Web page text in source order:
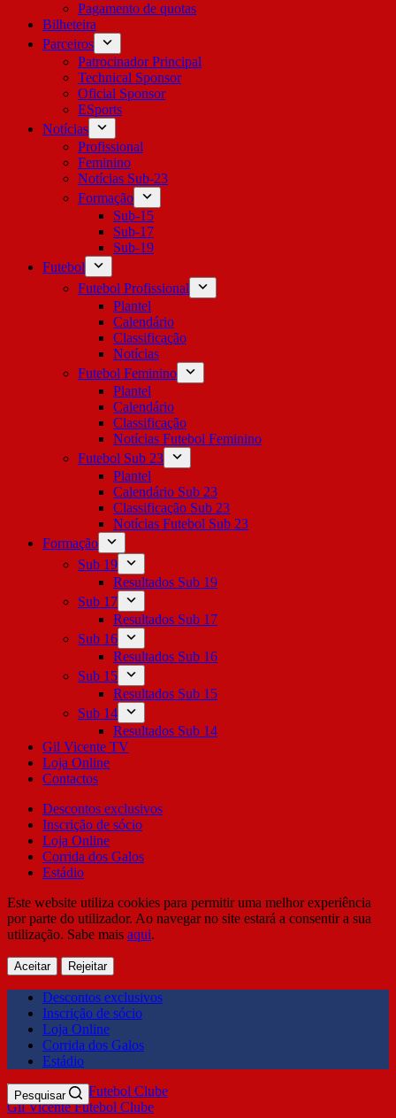
Pagamento de quotas
Bilheteira
Parceiros
Patrocinador Principal
Technical Sponsor
Oficial Sponsor
ESports
Notícias
Profissional
Feminino
Notícias Sub-23
Formação
Sub-15
Sub-17
Sub-19
Futebol
Futebol Profissional
Plantel
Calendário
Classificação
Notícias
Futebol Feminino
Plantel
Calendário
Classificação
Notícias Futebol Feminino
Futebol Sub 23
Plantel
Calendário Sub 23
Classificação Sub 23
Notícias Futebol Sub 23
Formação
Sub 19
Resultados Sub 19
Sub 17
Resultados Sub 17
Sub 16
Resultados Sub 16
Sub 15
Resultados Sub 15
Sub 14
Resultados Sub 14
Gil Vicente TV
Loja Online
Contactos
Descontos exclusivos
Inscrição de sócio
Loja Online
Corrida dos Galos
Estádio
Este website utiliza cookies para permitir uma melhor experiência
por parte do utilizador. Ao navegar no site estará a consentir a sua
utilização. Sabe mais aqui.
Aceitar Rejeitar
Descontos exclusivos
Inscrição de sócio
Loja Online
Corrida dos Galos
Estádio
Gil Vicente Futebol Clube
Pesquisar